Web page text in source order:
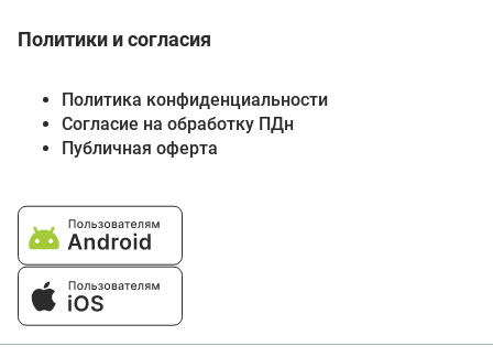
Политики и согласия
Политика конфиденциальности
Согласие на обработку ПДн
Публичная оферта